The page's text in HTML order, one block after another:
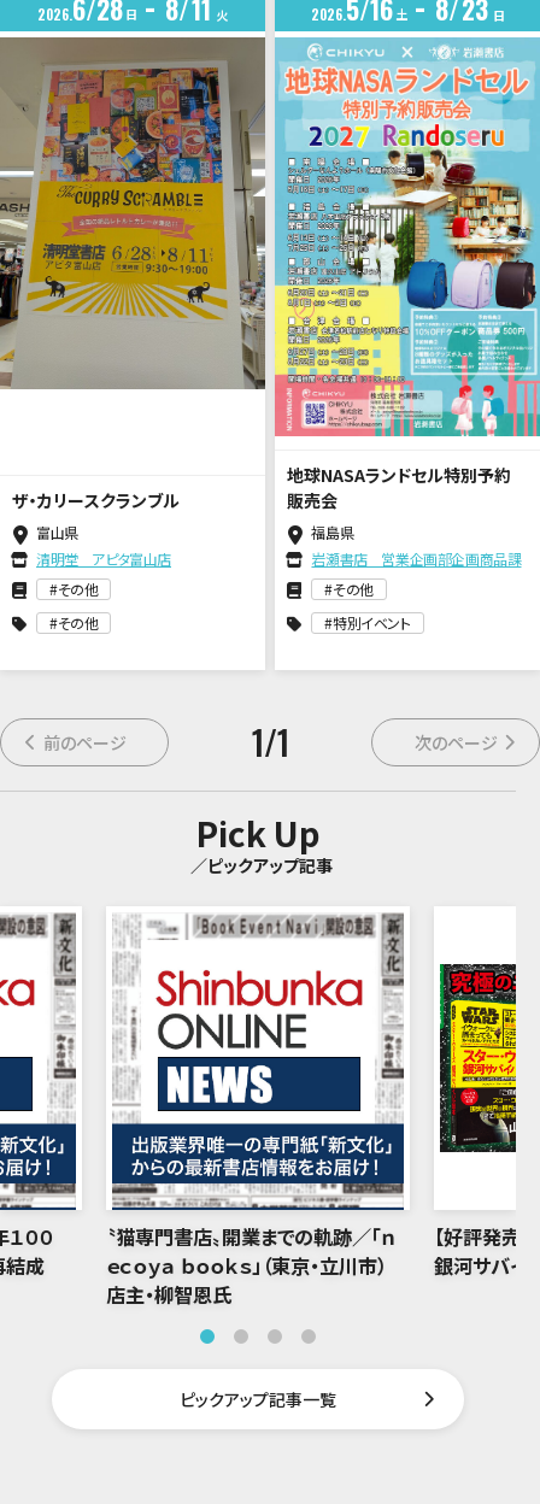
20266 28 日 8 11 火
ザ・カリースクランブル
富山県
清明堂 アピタ富山店
その他
その他
20265 16 土 8 23 日
地球NASAランドセル特別予約
販売会
福島県
岩瀬書店 営業企画部企画商品課
その他
特別イベント
前のページ 1/1 次のページ
Pick Up
／ピックアップ記事
００
結成
〝猫専門書店〟開業までの軌跡／「ｎ
ｅｃｏｙａ ｂｏｏｋｓ」（東京・立川市）
店主・柳智恩氏
【好評発売中
銀河サバイ
ピックアップ記事一覧